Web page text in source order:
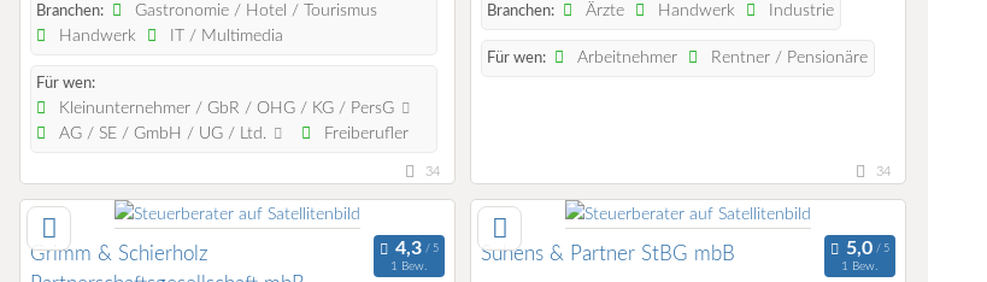
Branchen:
Gastronomie / Hotel / Tourismus
Handwerk
IT / Multimedia
Für wen:
Kleinunternehmer / GbR / OHG / KG / PersG
AG / SE / GmbH / UG / Ltd.
Freiberufler
34
Branchen: Ärzte Handwerk Industrie
Für wen: Arbeitnehmer Rentner / Pensionäre
34
Grimm & Schierholz
1 Bew.
Suhens & Partner StBG mbB
1 Bew.